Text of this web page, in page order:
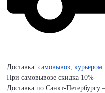
Доставка: самовывоз, курьером
При самовывозе скидка 10%
Доставка по Санкт-Петербургу